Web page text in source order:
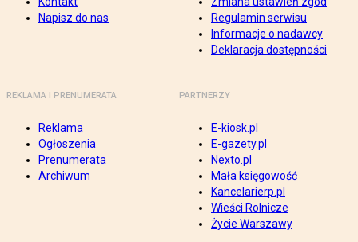
Napisz do nas
Regulamin serwisu
Informacje o nadawcy
Deklaracja dostępności
REKLAMA I PRENUMERATA
Reklama
Ogłoszenia
Prenumerata
Archiwum
PARTNERZY
E-kiosk.pl
E-gazety.pl
Nexto.pl
Mała księgowość
Kancelarierp.pl
Wieści Rolnicze
Życie Warszawy